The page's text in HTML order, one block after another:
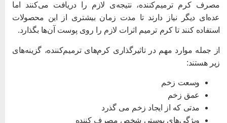
کرم ترمیم‌کننده، نتیجه‌ی لازم را دریافت می‌کنند اما
دیگر نیاز دارند تا مدت زمان بیشتری از این محصولات
کنند تا کرم ترمیم اثرات لازم را روی پوست آن‌ها بگذارد.
جمله موارد مهم در تاثیرگذاری کرم‌های ترمیم‌کننده، گزینه‌های
هستند:
وسعت زخم
عمق زخم
مدتی که از ایجاد زخم می گذرد
ویژگی‌های پوستی شخص مصرف کننده